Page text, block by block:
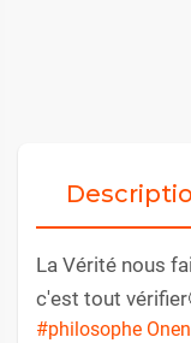
La Vérité nous
c'est tout
#philosophe